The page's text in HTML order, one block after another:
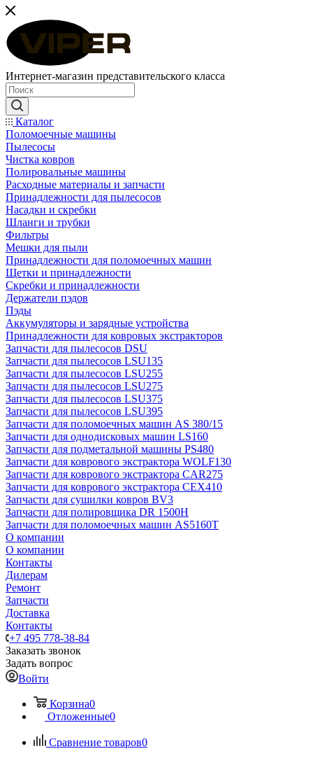
Интернет-магазин представительского класса
Каталог
Поломоечные машины
Пылесосы
Чистка ковров
Полировальные машины
Расходные материалы и запчасти
Принадлежности для пылесосов
Насадки и скребки
Шланги и трубки
Фильтры
Мешки для пыли
Принадлежности для поломоечных машин
Щетки и принадлежности
Скребки и принадлежности
Держатели пэдов
Пэды
Аккумуляторы и зарядные устройства
Принадлежности для ковровых экстракторов
Запчасти для пылесосов DSU
Запчасти для пылесосов LSU135
Запчасти для пылесосов LSU255
Запчасти для пылесосов LSU275
Запчасти для пылесосов LSU375
Запчасти для пылесосов LSU395
Запчасти для поломоечных машин AS 380/15
Запчасти для однодисковых машин LS160
Запчасти для подметальной машины PS480
Запчасти для коврового экстрактора WOLF130
Запчасти для коврового экстрактора CAR275
Запчасти для коврового экстрактора CEX410
Запчасти для сушилки ковров BV3
Запчасти для полировщика DR 1500H
Запчасти для поломоечных машин AS5160T
О компании
О компании
Контакты
Дилерам
Ремонт
Запчасти
Доставка
Контакты
+7 495 778-38-84
Заказать звонок
Задать вопрос
Войти
Корзина0
Отложенные0
Сравнение товаров0